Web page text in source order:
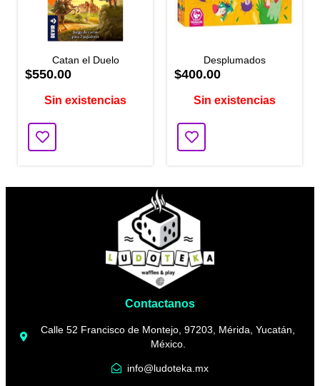
Catan el Duelo
$550.00
Sin existencias
Desplumados
$400.00
Sin existencias
Contactanos
Calle 52 Francisco de Montejo, 97203, Mérida, Yucatán,
México.
info@ludoteka.mx